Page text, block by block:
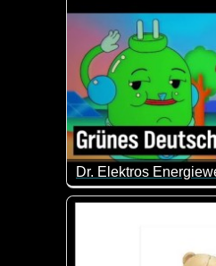
Die bittersüße Reise